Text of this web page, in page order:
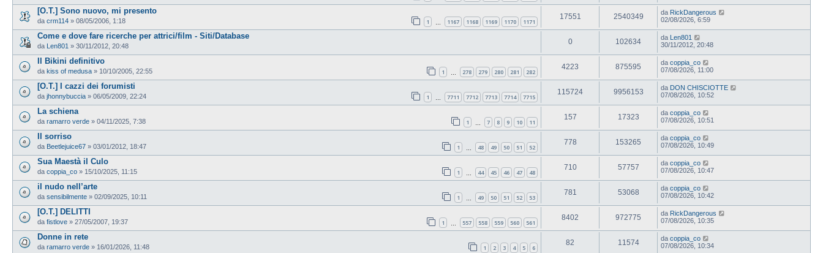
[O.T.] Sono nuovo, mi presento
da crm114 » 08/05/2006, 1:18 1 1167 1168 1169 1170 1171
17551 2540349 da RickDangerous
02/08/2026, 6:59
Come e dove fare ricerche per attrici/film - Siti/Database
da Len801 » 30/11/2012, 20:48
0 102634 da Len801
30/11/2012, 20:48
Il Bikini definitivo
da kiss of medusa » 10/10/2005, 22:55 1 278 279 280 281 282
4223 875595 da coppia_co
07/08/2026, 11:00
[O.T.] I cazzi dei forumisti
da jhonnybuccia » 06/05/2009, 22:24 1 7711 7712 7713 7714 7715
115724 9956153 da DON CHISCIOTTE
07/08/2026, 10:52
La schiena
da ramarro verde » 04/11/2025, 7:38 1 7 8 9 10 11
157 17323 da coppia_co
07/08/2026, 10:51
Il sorriso
da Beetlejuice67 » 03/01/2012, 18:47 1 48 49 50 51 52
778 153265 da coppia_co
07/08/2026, 10:49
Sua Maestà il Culo
da coppia_co » 15/10/2025, 11:15 1 44 45 46 47 48
710 57757 da coppia_co
07/08/2026, 10:47
il nudo nell’arte
da sensibilmente » 02/09/2025, 10:11 1 49 50 51 52 53
781 53068 da coppia_co
07/08/2026, 10:42
[O.T.] DELITTI
da fistlove » 27/05/2007, 19:37 1 557 558 559 560 561
8402 972775 da RickDangerous
07/08/2026, 10:35
Donne in rete
da ramarro verde » 16/01/2026, 11:48 1 2 3 4 5 6
82 11574 da coppia_co
07/08/2026, 10:34